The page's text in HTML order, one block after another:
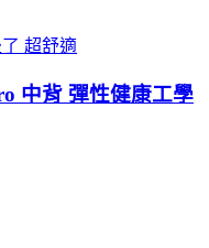
超舒適
中背 彈性健康工學